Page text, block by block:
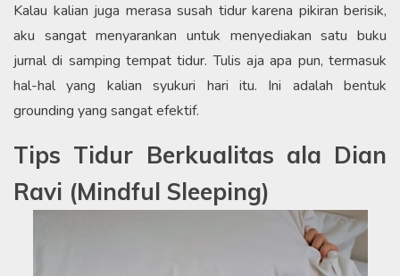
Kalau kalian juga merasa susah tidur karena pikiran berisik,
aku sangat menyarankan untuk menyediakan satu buku
jurnal di samping tempat tidur. Tulis aja apa pun, termasuk
hal-hal yang kalian syukuri hari itu. Ini adalah bentuk
grounding yang sangat efektif.
Tips Tidur Berkualitas ala Dian
Ravi (Mindful Sleeping)